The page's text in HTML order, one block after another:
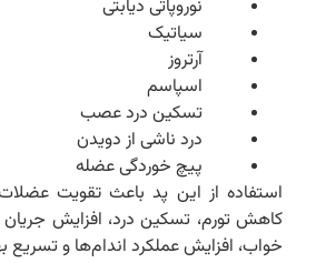
نوروپاتی دیابتی
سیاتیک
آرتروز
اسپاسم
تسکین درد عصب
درد ناشی از دویدن
پیچ خوردگی عضله
استفاده از این پد باعث تقویت عضلات،
کاهش تورم، تسکین درد، افزایش جریان
خواب، افزایش عملکرد اندام‌ها و تسریع